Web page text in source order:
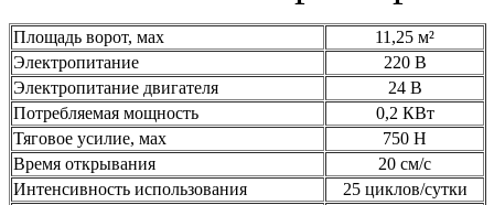
Площадь ворот, мах
11,25 м²
Электропитание
220 В
Электропитание двигателя
24 В
Потребляемая мощность
0,2 КВт
Тяговое усилие, мах
750 Н
Время открывания
20 см/с
Интенсивность использования
25 циклов/сутки